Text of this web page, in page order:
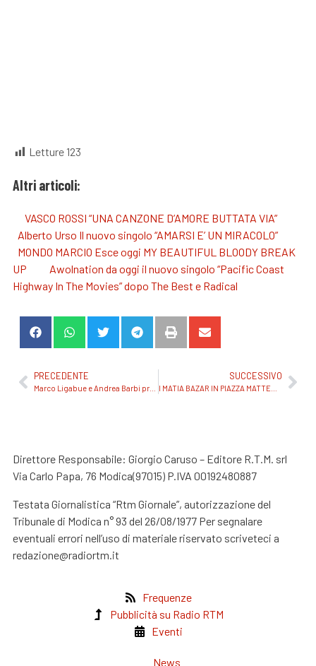
Letture 123
Altri articoli:
VASCO ROSSI “UNA CANZONE D’AMORE BUTTATA VIA”
Alberto Urso Il nuovo singolo “AMARSI E’ UN MIRACOLO”
MONDO MARCIO Esce oggi MY BEAUTIFUL BLOODY BREAK
UP
Awolnation da oggi il nuovo singolo “Pacific Coast
Highway In The Movies” dopo The Best e Radical
PRECEDENTE SUCCESSIVO
Direttore Responsabile: Giorgio Caruso – Editore R.T.M. srl
Via Carlo Papa, 76 Modica(97015) P.IVA 00192480887
Testata Giornalistica “Rtm Giornale”, autorizzazione del
Tribunale di Modica n° 93 del 26/08/1977 Per segnalare
eventuali errori nell’uso di materiale riservato scriveteci a
redazione@radiortm.it
Frequenze
Pubblicità su Radio RTM
Eventi
News